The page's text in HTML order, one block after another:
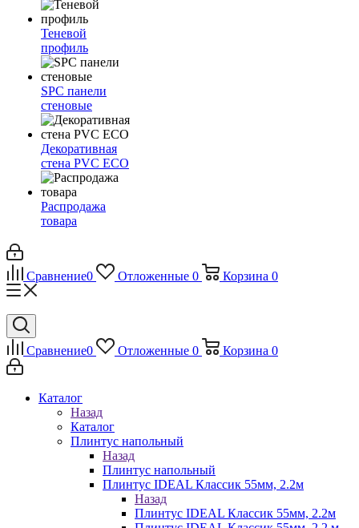
Теневой
профиль
SPC панели
стеновые
Декоративная
стена PVC ECO
Распродажа
товара
Сравнение0 Отложенные 0 Корзина 0
Сравнение0 Отложенные 0 Корзина 0
Каталог
Назад
Каталог
Плинтус напольный
Назад
Плинтус напольный
Плинтус IDEAL Классик 55мм, 2.2м
Назад
Плинтус IDEAL Классик 55мм, 2.2м